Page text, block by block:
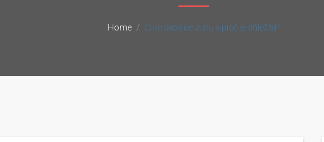
Home Co je okostice zubu a proč je důležitá?